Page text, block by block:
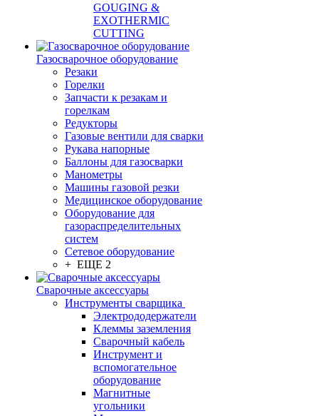
GOUGING &
EXOTHERMIC
CUTTING
Газосварочное оборудование
Резаки
Горелки
Запчасти к резакам и
горелкам
Редукторы
Газовые вентили для сварки
Рукава напорные
Баллоны для газосварки
Манометры
Машины газовой резки
Медицинское оборудование
Оборудование для
газораспределительных
систем
Сетевое оборудование
+ ЕЩЕ 2
Сварочные аксессуары
Инструменты сварщика
Электрододержатели
Клеммы заземления
Сварочный кабель
Инструмент и
вспомогательное
оборудование
Магнитные
угольники